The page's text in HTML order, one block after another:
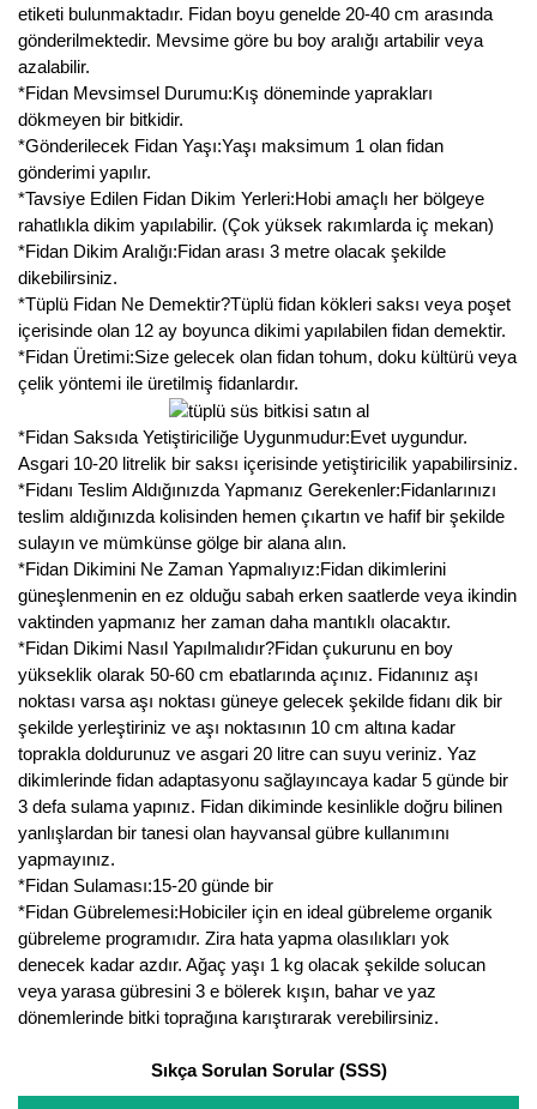
etiketi bulunmaktadır. Fidan boyu genelde 20-40 cm arasında
gönderilmektedir. Mevsime göre bu boy aralığı artabilir veya
azalabilir.
*Fidan Mevsimsel Durumu:Kış döneminde yaprakları
dökmeyen bir bitkidir.
*Gönderilecek Fidan Yaşı:Yaşı maksimum 1 olan fidan
gönderimi yapılır.
*Tavsiye Edilen Fidan Dikim Yerleri:Hobi amaçlı her bölgeye
rahatlıkla dikim yapılabilir. (Çok yüksek rakımlarda iç mekan)
*Fidan Dikim Aralığı:Fidan arası 3 metre olacak şekilde
dikebilirsiniz.
*Tüplü Fidan Ne Demektir?Tüplü fidan kökleri saksı veya poşet
içerisinde olan 12 ay boyunca dikimi yapılabilen fidan demektir.
*Fidan Üretimi:Size gelecek olan fidan tohum, doku kültürü veya
çelik yöntemi ile üretilmiş fidanlardır.
*Fidan Saksıda Yetiştiriciliğe Uygunmudur:Evet uygundur.
Asgari 10-20 litrelik bir saksı içerisinde yetiştiricilik yapabilirsiniz.
*Fidanı Teslim Aldığınızda Yapmanız Gerekenler:Fidanlarınızı
teslim aldığınızda kolisinden hemen çıkartın ve hafif bir şekilde
sulayın ve mümkünse gölge bir alana alın.
*Fidan Dikimini Ne Zaman Yapmalıyız:Fidan dikimlerini
güneşlenmenin en ez olduğu sabah erken saatlerde veya ikindin
vaktinden yapmanız her zaman daha mantıklı olacaktır.
*Fidan Dikimi Nasıl Yapılmalıdır?Fidan çukurunu en boy
yükseklik olarak 50-60 cm ebatlarında açınız. Fidanınız aşı
noktası varsa aşı noktası güneye gelecek şekilde fidanı dik bir
şekilde yerleştiriniz ve aşı noktasının 10 cm altına kadar
toprakla doldurunuz ve asgari 20 litre can suyu veriniz. Yaz
dikimlerinde fidan adaptasyonu sağlayıncaya kadar 5 günde bir
3 defa sulama yapınız. Fidan dikiminde kesinlikle doğru bilinen
yanlışlardan bir tanesi olan hayvansal gübre kullanımını
yapmayınız.
*Fidan Sulaması:15-20 günde bir
*Fidan Gübrelemesi:Hobiciler için en ideal gübreleme organik
gübreleme programıdır. Zira hata yapma olasılıkları yok
denecek kadar azdır. Ağaç yaşı 1 kg olacak şekilde solucan
veya yarasa gübresini 3 e bölerek kışın, bahar ve yaz
dönemlerinde bitki toprağına karıştırarak verebilirsiniz.
Sıkça Sorulan Sorular (SSS)
Kızılcık Fidanı
Kocayemiş Fidanı
Kuşburnu Fidanı
Liçi Fidanı
Longan Fidanı
Malta Eriği Fidanı
Mango Fidanı
Melez Meyveler
Murt Fidanı
Muşmula Fidanı
Muz Fidanı
Nar Fidanı
Narenciye Fidanları
Nektarin Fidanı
Papaya Fidanı
Pepino Fidanı
Pitaya Fidanı
Şeftali Fidanı
Trabzon Hurması Fidanı
Vişne Fidanı